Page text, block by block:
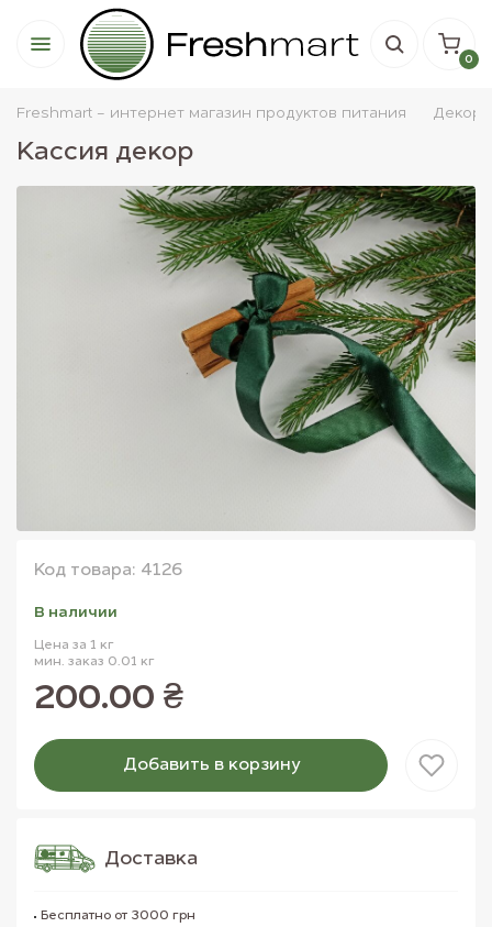
0
Freshmart - интернет магазин продуктов питания Декор
Кассия декор
Код товара: 4126
В наличии
Цена за 1 кг
мин. заказ 0.01 кг
200.00 ₴
Добавить в корзину
Товар добавлен в корзину
Доставка
Бесплатно от 3000 грн